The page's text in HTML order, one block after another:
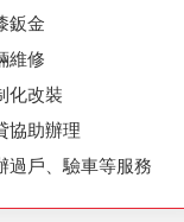
鈑金
維修
化改裝
協助辦理
過戶、驗車等服務